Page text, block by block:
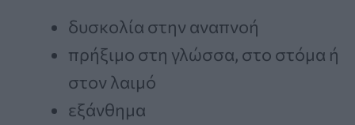
δυσκολία στην αναπνοή
πρήξιμο στη γλώσσα, στο στόμα ή
στον λαιμό
εξάνθημα